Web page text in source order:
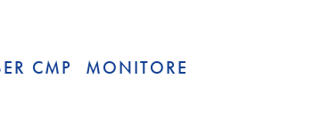
CMP MONITORE